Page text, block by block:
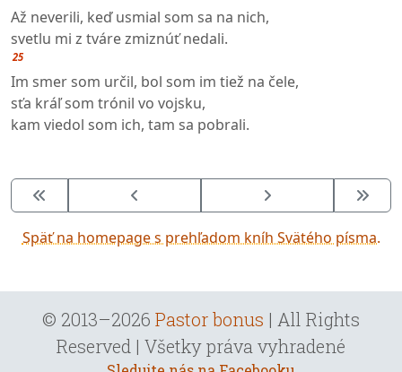
Až neverili, keď usmial som sa na nich,
svetlu mi z tváre zmiznúť nedali.
25
Im smer som určil, bol som im tiež na čele,
sťa kráľ som trónil vo vojsku,
kam viedol som ich, tam sa pobrali.
Späť na homepage s prehľadom kníh Svätého písma.
© 2013–2026 Pastor bonus | All Rights
Reserved | Všetky práva vyhradené